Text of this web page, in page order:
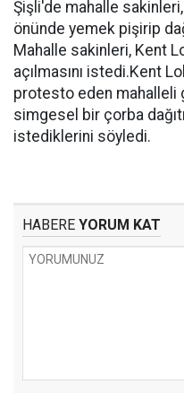
Şişli'de mahalle sakinleri,
önünde yemek pişirip
Mahalle sakinleri, Kent
açılmasını istedi.Kent
protesto eden mahalleli
simgesel bir çorba
istediklerini söyledi.
HABERE YORUM KAT